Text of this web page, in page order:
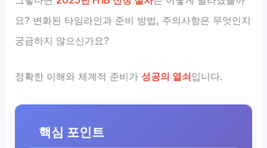
요? 변화된 타임라인과 준비 방법, 주의사항은 무엇인지
궁금하지 않으신가요?
정확한 이해와 체계적 준비가 성공의 열쇠입니다.
핵심 포인트